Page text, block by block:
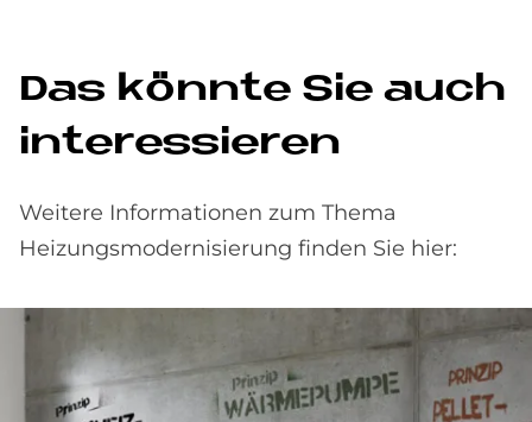
Das könn­te Sie auch
in­ter­es­sie­ren
Weitere Informationen zum Thema
Heizungsmodernisierung finden Sie hier: